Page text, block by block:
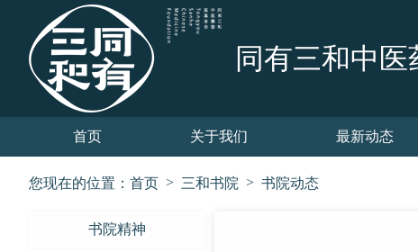
同有三和中
首页 关于我们 最新动态
您现在的位置： 首页 > 三和书院 > 书院动态
书院精神